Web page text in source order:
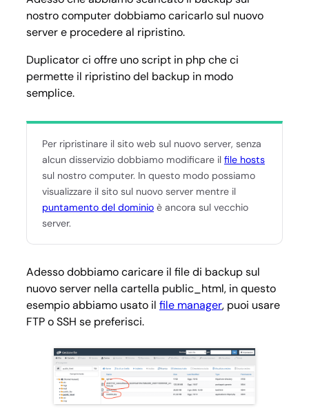
nostro computer dobbiamo caricarlo sul nuovo
server e procedere al ripristino.
Duplicator ci offre uno script in php che ci
permette il ripristino del backup in modo
semplice.
Per ripristinare il sito web sul nuovo server, senza
alcun disservizio dobbiamo modificare il file hosts
sul nostro computer. In questo modo possiamo
visualizzare il sito sul nuovo server mentre il
puntamento del dominio è ancora sul vecchio
server.
Adesso dobbiamo caricare il file di backup sul
nuovo server nella cartella public_html, in questo
esempio abbiamo usato il file manager, puoi usare
FTP o SSH se preferisci.